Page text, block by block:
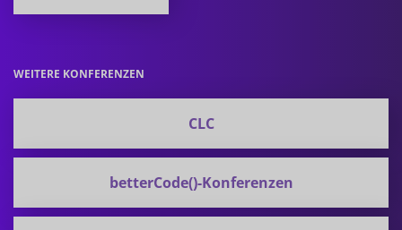
WEITERE KONFERENZEN
CLC
betterCode()-Konferenzen